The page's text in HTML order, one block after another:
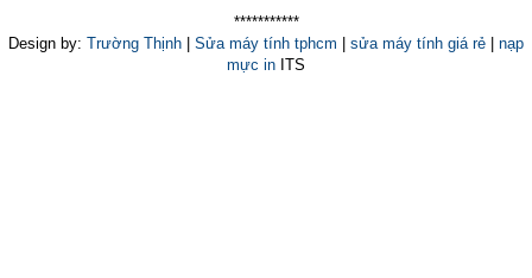
***********
Design by: Trường Thịnh Sửa máy tính tphcm sửa máy tính giá rẻ
nạp
mực in ITS